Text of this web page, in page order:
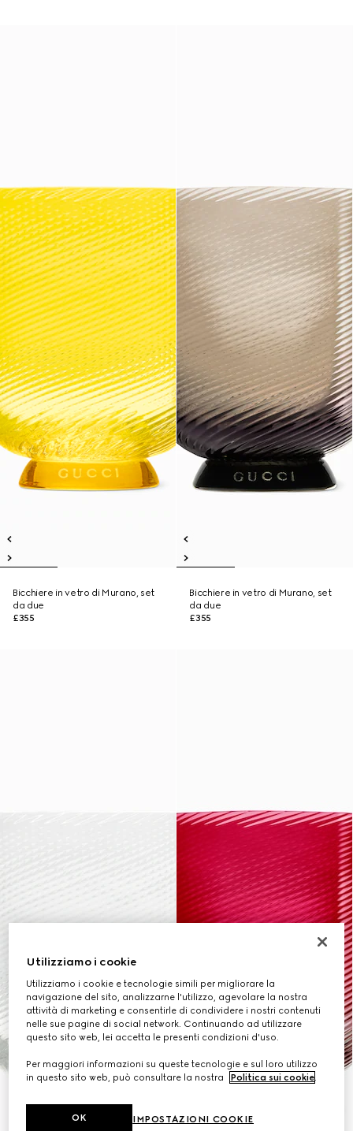
Bicchiere in vetro di Murano, set
da due
£355
Bicchiere in vetro di Murano, set
da due
£355
Utilizziamo i cookie
Utilizziamo i cookie e tecnologie simili per migliorare la
navigazione del sito, analizzarne l'utilizzo, agevolare la nostra
attività di marketing e consentirle di condividere i nostri contenuti
nelle sue pagine di social network. Continuando ad utilizzare
questo sito web, lei accetta le presenti condizioni d'uso.
Per maggiori informazioni su queste tecnologie e sul loro utilizzo
in questo sito web, può consultare la nostra
Politica sui cookie.
IMPOSTAZIONI COOKIE
OK